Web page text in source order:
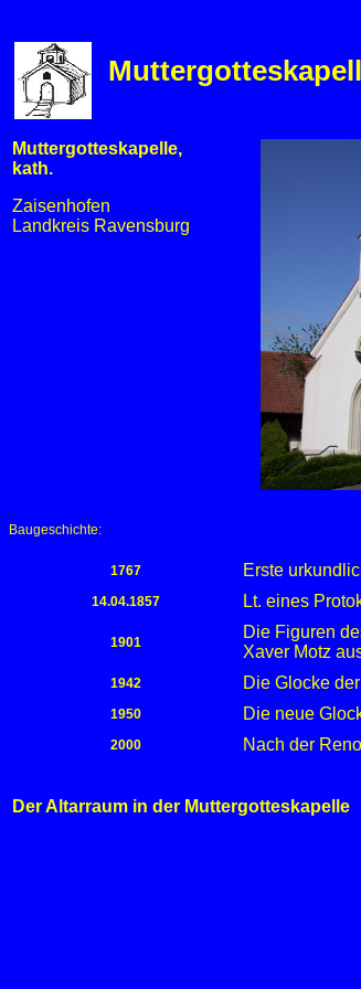
Muttergotteskapelle,
kath.
Zaisenhofen
Landkreis Ravensburg
Baugeschichte:
1767 Erste
14.04.1857 Lt. eines
1901
Die Figuren
Xaver Motz
1942 Die Glocke
1950 Die neue
2000 Nach der
Der Altarraum in der Muttergotteskapelle